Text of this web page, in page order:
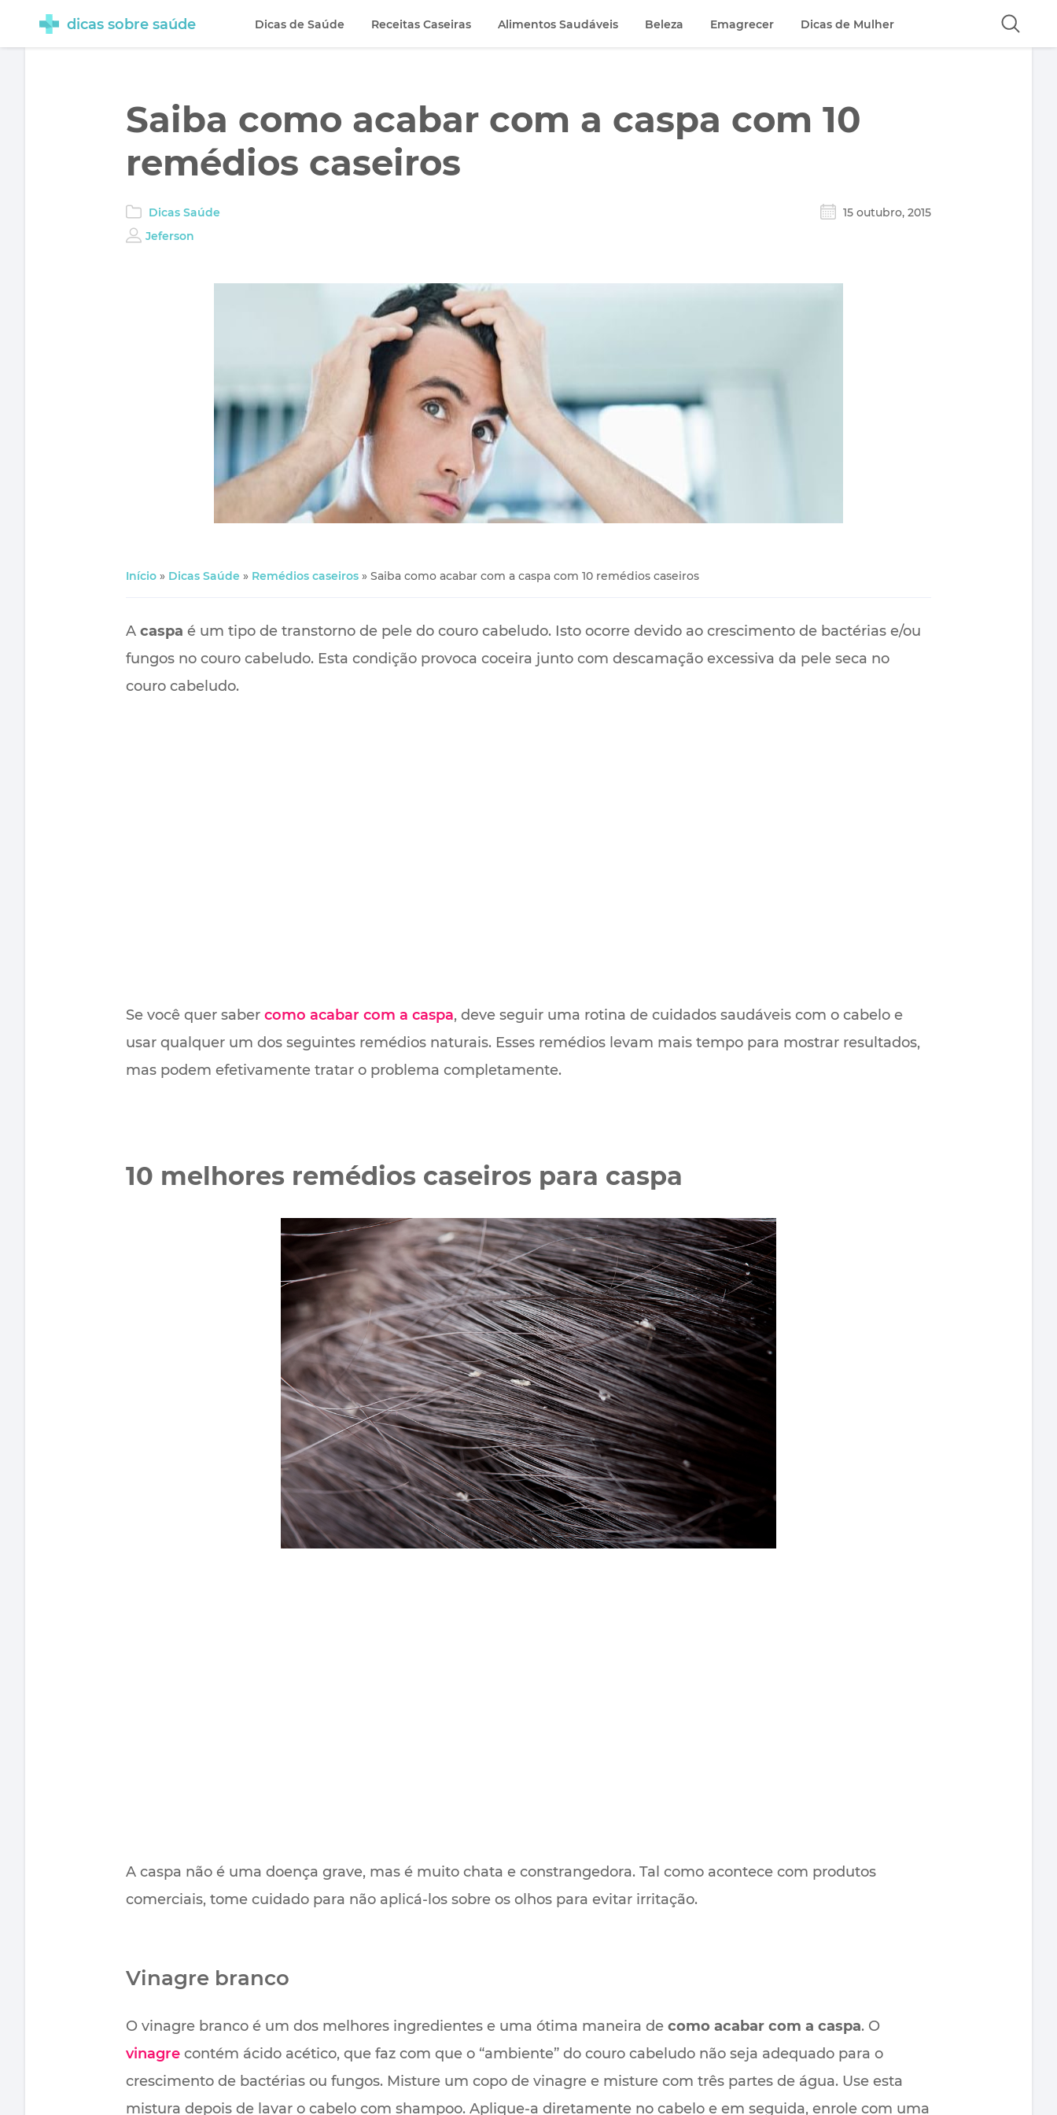
Saiba como acabar com a caspa com 10
remédios caseiros
Dicas Saúde
15 outubro, 2015
Jeferson
Início » Dicas Saúde » Remédios caseiros » Saiba como acabar com a caspa com 10 remédios caseiros
A caspa é um tipo de transtorno de pele do couro cabeludo. Isto ocorre devido ao crescimento de bactérias e/ou
fungos no couro cabeludo. Esta condição provoca coceira junto com descamação excessiva da pele seca no
couro cabeludo.
Se você quer saber como acabar com a caspa, deve seguir uma rotina de cuidados saudáveis com o cabelo e
usar qualquer um dos seguintes remédios naturais. Esses remédios levam mais tempo para mostrar resultados,
mas podem efetivamente tratar o problema completamente.
10 melhores remédios caseiros para caspa
A caspa não é uma doença grave, mas é muito chata e constrangedora. Tal como acontece com produtos
comerciais, tome cuidado para não aplicá-los sobre os olhos para evitar irritação.
Vinagre branco
O vinagre branco é um dos melhores ingredientes e uma ótima maneira de como acabar com a caspa. O
vinagre contém ácido acético, que faz com que o “ambiente” do couro cabeludo não seja adequado para o
crescimento de bactérias ou fungos. Misture um copo de vinagre e misture com três partes de água. Use esta
mistura depois de lavar o cabelo com shampoo. Aplique-a diretamente no cabelo e em seguida, enrole com uma
dicas sobre saúde Dicas de Saúde Receitas Caseiras Alimentos Saudáveis Beleza Emagrecer Dicas de Mulher